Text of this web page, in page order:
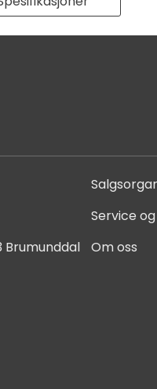
Service
Brumunddal Om oss